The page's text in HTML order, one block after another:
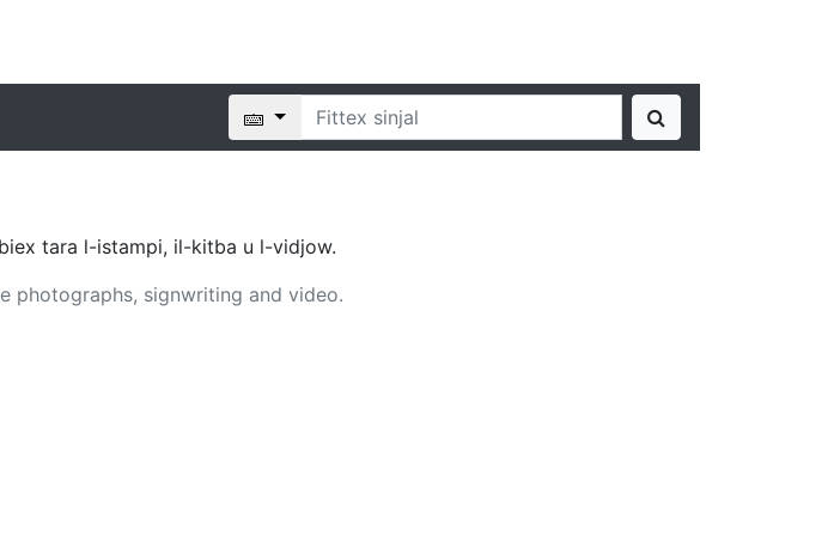
tara l-istampi, il-kitba u l-vidjow.
photographs, signwriting and video.